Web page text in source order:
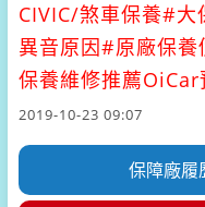
CIVIC/煞車保養#
異音原因#原廠保
保養維修推薦
2019-10-23 09:07
保障廠履